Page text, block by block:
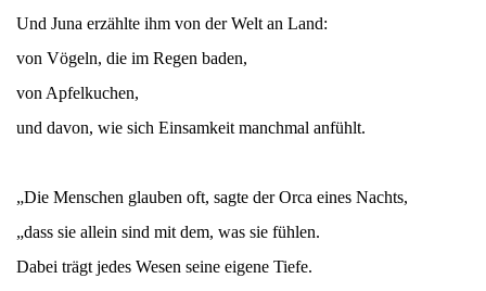
Und Juna erzählte ihm von der Welt an Land:
von Vögeln, die im Regen baden,
von Apfelkuchen,
und davon, wie sich Einsamkeit manchmal anfühlt.
„Die Menschen glauben oft, sagte der Orca eines Nachts,
„dass sie allein sind mit dem, was sie fühlen.
Dabei trägt jedes Wesen seine eigene Tiefe.